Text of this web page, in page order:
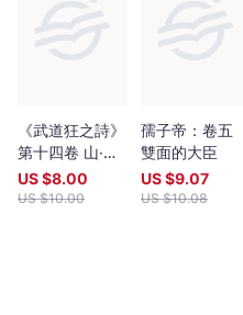
《武道狂之詩》
第十四卷 山‧火‧
海
US $8.00
US $10.00
孺子帝：卷五
雙面的大臣
US $9.07
US $10.08